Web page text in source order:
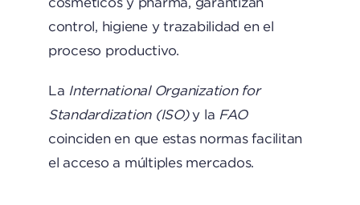
control, higiene y trazabilidad en el
proceso productivo.
La International Organization for
Standardization (ISO)y la FAO
coinciden en que estas normas facilitan
el acceso a múltiples mercados.